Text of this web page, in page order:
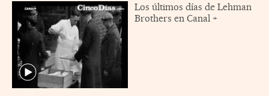
Los últimos días de Lehman
Brothers en Canal +